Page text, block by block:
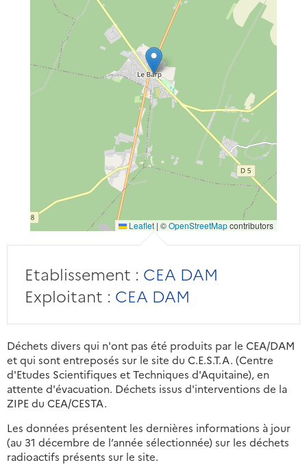
Leaflet | ©OpenStreetMapcontributors
Etablissement : CEA DAM
Exploitant : CEA DAM
Déchets divers qui n'ont pas été produits par le CEA/DAM
et qui sont entreposés sur le site du C.E.S.T.A. (Centre
d'Etudes Scientifiques et Techniques d'Aquitaine), en
attente d'évacuation. Déchets issus d'interventions de la
ZIPE du CEA/CESTA.
Les données présentent les dernières informations à jour
(au 31 décembre de l’année sélectionnée) sur les déchets
radioactifs présents sur le site.